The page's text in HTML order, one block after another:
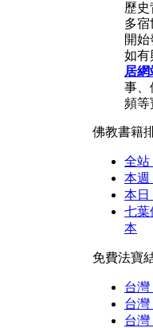
歷史
多宿
開始
如有
居網
事、
頻等
佛教書籍
全站
本週
本日
七葉
本
免費法寶
台灣
台灣
台灣